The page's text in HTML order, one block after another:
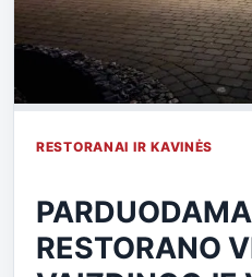
RESTORANAI IR KAVINĖS
RESTORANO